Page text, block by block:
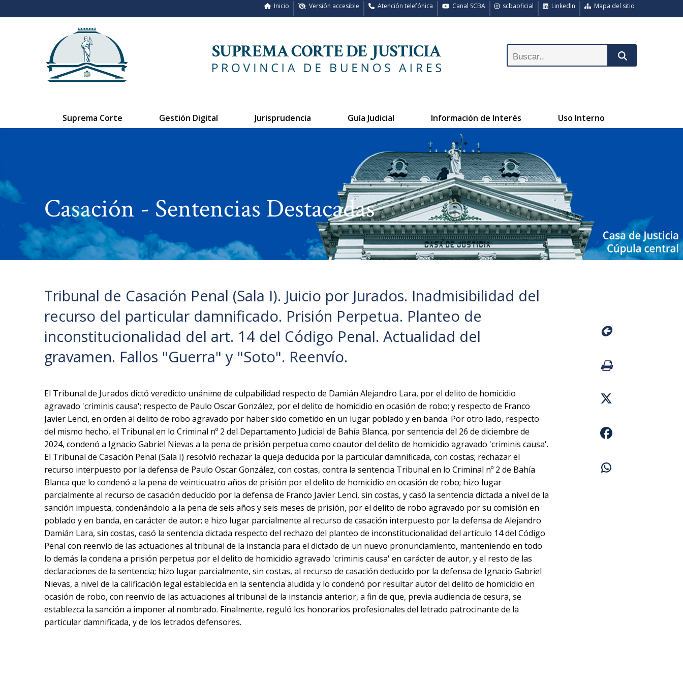
Mapa del sitio
LinkedIn
scbaoficial
Canal SCBA
Atención telefónica
Versión accesible
Inicio
Suprema Corte Gestión Digital Jurisprudencia Guía Judicial Información de Interés Uso Interno
Casación - Sentencias Destacadas
Tribunal de Casación Penal (Sala I). Juicio por Jurados. Inadmisibilidad del
recurso del particular damnificado. Prisión Perpetua. Planteo de
inconstitucionalidad del art. 14 del Código Penal. Actualidad del
gravamen. Fallos "Guerra" y "Soto". Reenvío.
El Tribunal de Jurados dictó veredicto unánime de culpabilidad respecto de Damián Alejandro Lara, por el delito de homicidio
agravado 'criminis causa'; respecto de Paulo Oscar González, por el delito de homicidio en ocasión de robo; y respecto de Franco
Javier Lenci, en orden al delito de robo agravado por haber sido cometido en un lugar poblado y en banda. Por otro lado, respecto
del mismo hecho, el Tribunal en lo Criminal nº 2 del Departamento Judicial de Bahía Blanca, por sentencia del 26 de diciembre de
2024, condenó a Ignacio Gabriel Nievas a la pena de prisión perpetua como coautor del delito de homicidio agravado 'criminis causa'.
El Tribunal de Casación Penal (Sala I) resolvió rechazar la queja deducida por la particular damnificada, con costas; rechazar el
recurso interpuesto por la defensa de Paulo Oscar González, con costas, contra la sentencia Tribunal en lo Criminal nº 2 de Bahía
Blanca que lo condenó a la pena de veinticuatro años de prisión por el delito de homicidio en ocasión de robo; hizo lugar
parcialmente al recurso de casación deducido por la defensa de Franco Javier Lenci, sin costas, y casó la sentencia dictada a nivel de la
sanción impuesta, condenándolo a la pena de seis años y seis meses de prisión, por el delito de robo agravado por su comisión en
poblado y en banda, en carácter de autor; e hizo lugar parcialmente al recurso de casación interpuesto por la defensa de Alejandro
Damián Lara, sin costas, casó la sentencia dictada respecto del rechazo del planteo de inconstitucionalidad del artículo 14 del Código
Penal con reenvío de las actuaciones al tribunal de la instancia para el dictado de un nuevo pronunciamiento, manteniendo en todo
lo demás la condena a prisión perpetua por el delito de homicidio agravado 'criminis causa' en carácter de autor, y el resto de las
declaraciones de la sentencia; hizo lugar parcialmente, sin costas, al recurso de casación deducido por la defensa de Ignacio Gabriel
Nievas, a nivel de la calificación legal establecida en la sentencia aludida y lo condenó por resultar autor del delito de homicidio en
ocasión de robo, con reenvío de las actuaciones al tribunal de la instancia anterior, a fin de que, previa audiencia de cesura, se
establezca la sanción a imponer al nombrado. Finalmente, reguló los honorarios profesionales del letrado patrocinante de la
particular damnificada, y de los letrados defensores.